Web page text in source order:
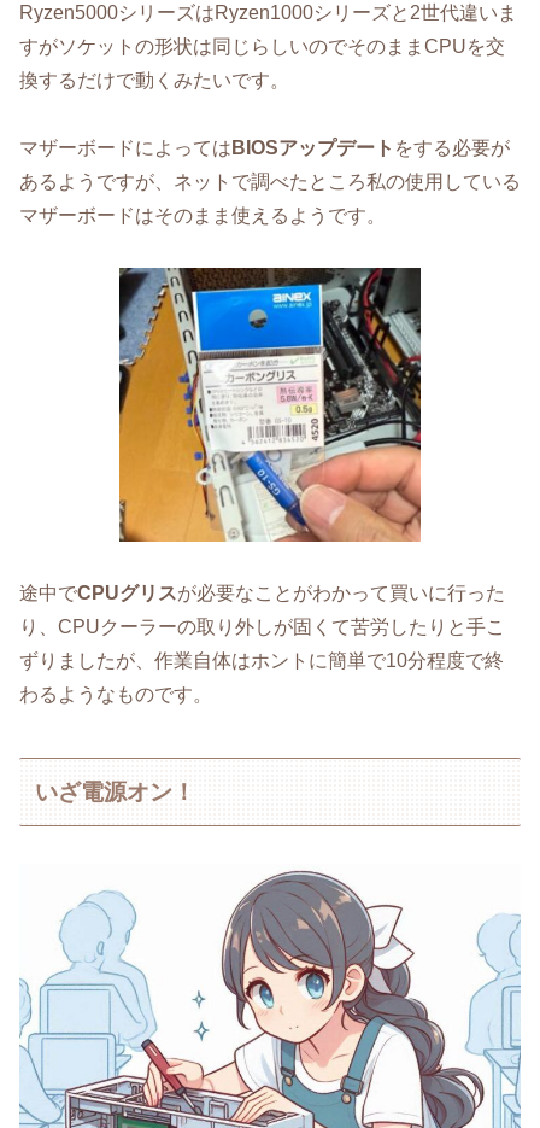
Ryzen5000シリーズはRyzen1000シリーズと2世代違いま
すがソケットの形状は同じらしいのでそのままCPUを交
換するだけで動くみたいです。
マザーボードによっては BIOSアップデート をする必要が
あるようですが、ネットで調べたところ私の使用している
マザーボードはそのまま使えるようです。
途中でCPUグリスが必要なことがわかって買いに行った
り、CPUクーラーの取り外しが固くて苦労したりと手こ
ずりましたが、作業自体はホントに簡単で10分程度で終
わるようなものです。
いざ電源オン！